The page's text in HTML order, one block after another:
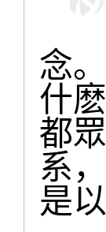
其
念
什
都
系
是